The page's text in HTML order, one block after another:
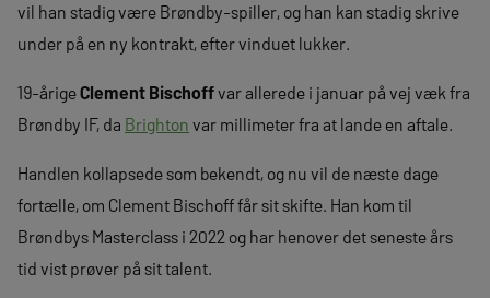
vil han stadig være Brøndby-spiller, og han kan stadig skrive
under på en ny kontrakt, efter vinduet lukker.
19-årigeClement Bischoffvar allerede i januar på vej væk fra
Brøndby IF, da Brighton var millimeter fra at lande en aftale.
Handlen kollapsede som bekendt, og nu vil de næste dage
fortælle, om Clement Bischoff får sit skifte. Han kom til
Brøndbys Masterclass i 2022 og har henover det seneste års
tid vist prøver på sit talent.